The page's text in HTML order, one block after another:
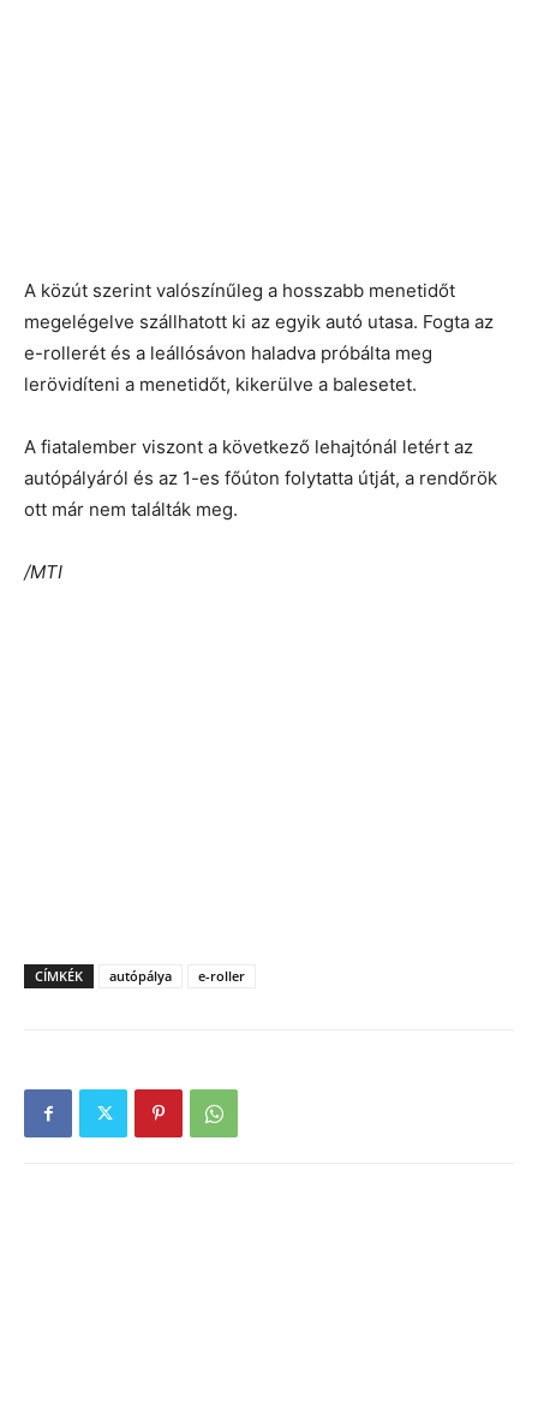
A közút szerint valószínűleg a hosszabb menetidőt
megelégelve szállhatott ki az egyik autó utasa. Fogta az
e-rollerét és a leállósávon haladva próbálta meg
lerövidíteni a menetidőt, kikerülve a balesetet.
A fiatalember viszont a következő lehajtónál letért az
autópályáról és az 1-es főúton folytatta útját, a rendőrök
ott már nem találták meg.
/MTI
CÍMKÉK autópálya e-roller